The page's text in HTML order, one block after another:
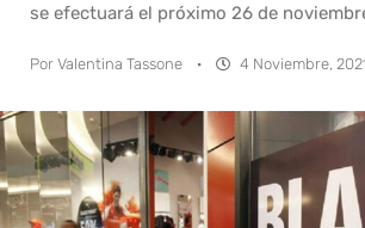
se efectuará el próximo 26 de
Por Valentina Tassone · 4 Noviembre,